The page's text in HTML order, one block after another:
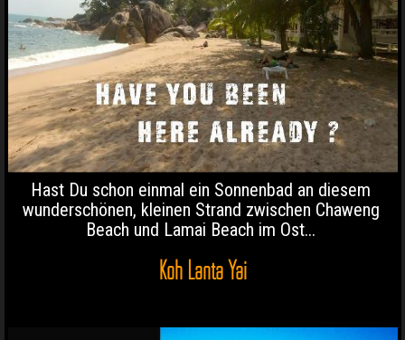
Hast Du schon einmal ein Sonnenbad an diesem
wunderschönen, kleinen Strand zwischen Chaweng
Beach und Lamai Beach im Ost...
Koh Lanta Yai